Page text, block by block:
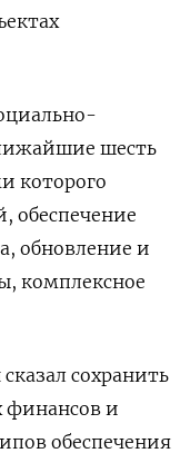
шесть
которого
обеспечение
обновление и
комплексное
сохранить
финансов и
обеспечения